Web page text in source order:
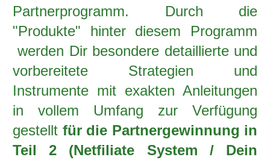
Partnerprogramm. Durch die
"Produkte" hinter diesem Programm
werden Dir besondere detaillierte und
vorbereitete Strategien und
Instrumente mit exakten Anleitungen
in vollem Umfang zur Verfügung
gestellt für die Partnergewinnung in
Teil 2 (Netfiliate System / Dein